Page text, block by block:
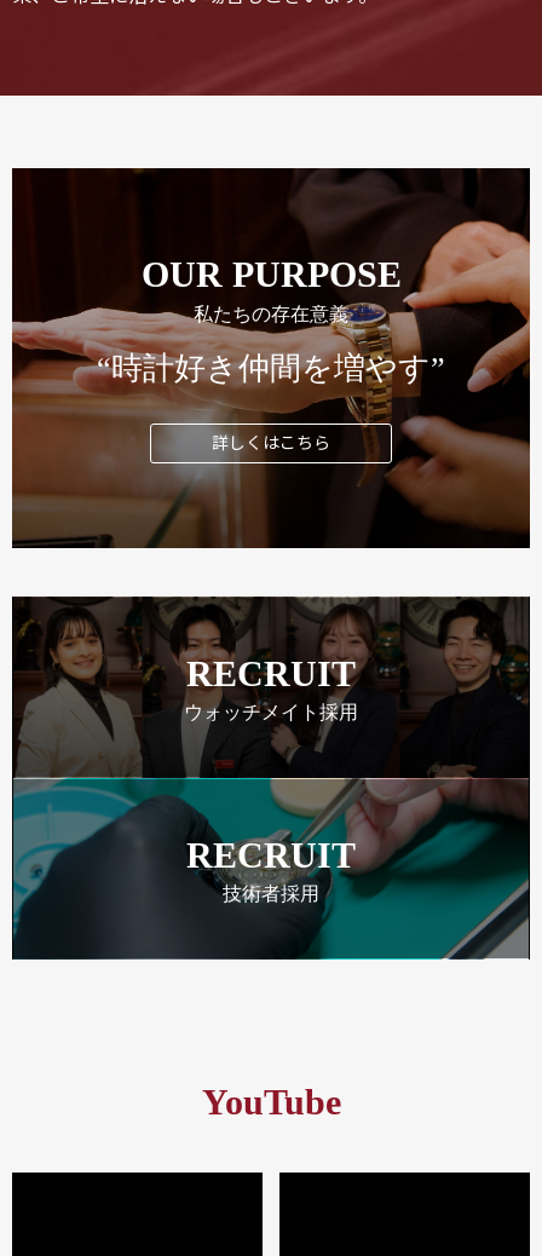
OUR PURPOSE
私たちの存在意義
“時計好き仲間を増やす”
詳しくはこちら
RECRUIT
ウォッチメイト採用
RECRUIT
技術者採用
YouTube